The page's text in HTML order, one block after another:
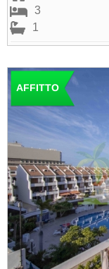
3
1
AFFITTO